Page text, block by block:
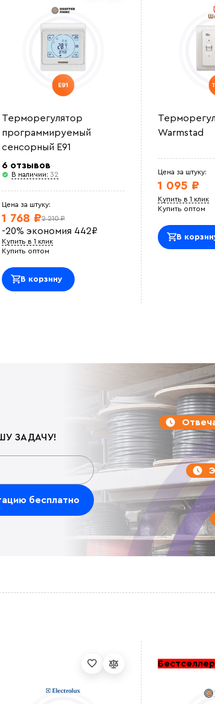
Терморегулятор
программируемый
сенсорный E91
6 отзывов
В наличии: 32
Цена за штуку:
2 210 ₽
1 768 ₽
-20% экономия 442₽
Купить в 1 клик
Купить оптом
В корзину
Warmstad
Цена за штуку:
1 095 ₽
Купить в 1 клик
Купить оптом
В
ЗАДАЧУ!
Бестселлер